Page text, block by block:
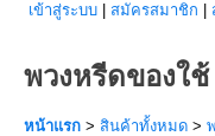
เข้าสู่ระบบ สมัครสมาชิก
พวงหรีดของใช้
หน้าแรก > สินค้าทั้งหมด >